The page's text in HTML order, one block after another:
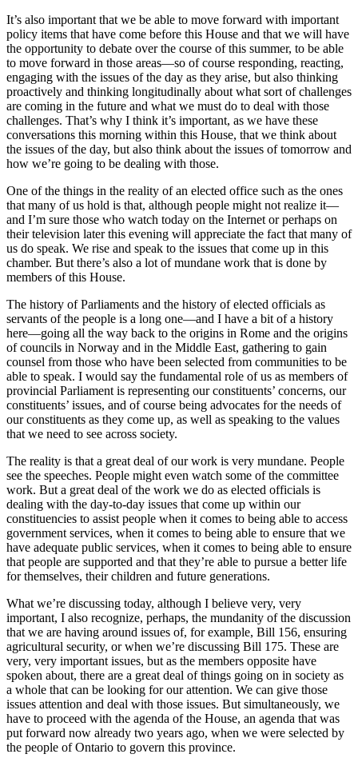
It’s also important that we be able to move forward with important
policy items that have come before this House and that we will have
the opportunity to debate over the course of this summer, to be able
to move forward in those areas—so of course responding, reacting,
engaging with the issues of the day as they arise, but also thinking
proactively and thinking longitudinally about what sort of challenges
are coming in the future and what we must do to deal with those
challenges. That’s why I think it’s important, as we have these
conversations this morning within this House, that we think about
the issues of the day, but also think about the issues of tomorrow and
how we’re going to be dealing with those.
One of the things in the reality of an elected office such as the ones
that many of us hold is that, although people might not realize it—
and I’m sure those who watch today on the Internet or perhaps on
their television later this evening will appreciate the fact that many of
us do speak. We rise and speak to the issues that come up in this
chamber. But there’s also a lot of mundane work that is done by
members of this House.
The history of Parliaments and the history of elected officials as
servants of the people is a long one—and I have a bit of a history
here—going all the way back to the origins in Rome and the origins
of councils in Norway and in the Middle East, gathering to gain
counsel from those who have been selected from communities to be
able to speak. I would say the fundamental role of us as members of
provincial Parliament is representing our constituents’ concerns, our
constituents’ issues, and of course being advocates for the needs of
our constituents as they come up, as well as speaking to the values
that we need to see across society.
The reality is that a great deal of our work is very mundane. People
see the speeches. People might even watch some of the committee
work. But a great deal of the work we do as elected officials is
dealing with the day-to-day issues that come up within our
constituencies to assist people when it comes to being able to access
government services, when it comes to being able to ensure that we
have adequate public services, when it comes to being able to ensure
that people are supported and that they’re able to pursue a better life
for themselves, their children and future generations.
What we’re discussing today, although I believe very, very
important, I also recognize, perhaps, the mundanity of the discussion
that we are having around issues of, for example, Bill 156, ensuring
agricultural security, or when we’re discussing Bill 175. These are
very, very important issues, but as the members opposite have
spoken about, there are a great deal of things going on in society as
a whole that can be looking for our attention. We can give those
issues attention and deal with those issues. But simultaneously, we
have to proceed with the agenda of the House, an agenda that was
put forward now already two years ago, when we were selected by
the people of Ontario to govern this province.